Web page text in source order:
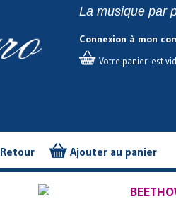
La musique par
Connexion à mon
Votre panier est
Retour Ajouter au panier